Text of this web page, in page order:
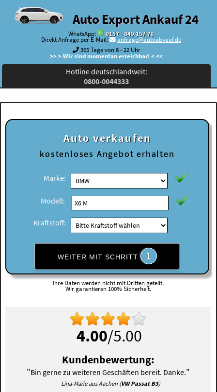
Auto Export Ankauf 24
WhatsApp:
0157 - 849 157 78
Direkt Anfrage per E-Mail:
anfrage@autoabkauf.de
365 Tage von 8 - 22 Uhr
>> > Wir sind momentan erreichbar! < <<
Hotline deutschlandweit:
0800-0044333
Auto verkaufen
kostenloses Angebot erhalten
Marke:
Modell:
Kraftstoff:
WEITER MIT SCHRITT 1
Ihre Daten werden nicht mit Dritten geteilt.
Wir garantieren 100% Sicherheit.
4.00/5.00
Kundenbewertung:
"Bin gerne zu weiteren Geschäften bereit. Danke."
Lina-Marie aus Aachen (VW Passat B3)